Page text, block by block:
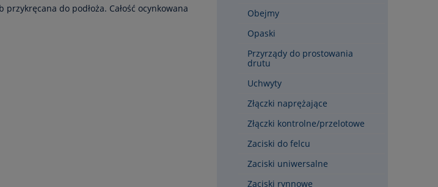
do podłoża. Całość ocynkowana
Obejmy
Opaski
Przyrządy do prostowania
drutu
Uchwyty
Złączki naprężające
Złączki kontrolne/przelotowe
Zaciski do felcu
Zaciski uniwersalne
Zaciski rynnowe